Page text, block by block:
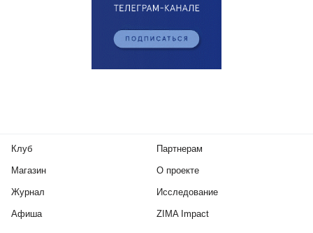
Клуб
Магазин
Журнал
Афиша
Партнерам
О проекте
Исследование
ZIMA Impact